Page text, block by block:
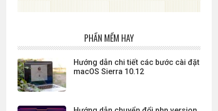
PHẦN MỀM HAY
Hướng dẫn chi tiết các bước cài đặt
macOS Sierra 10.12